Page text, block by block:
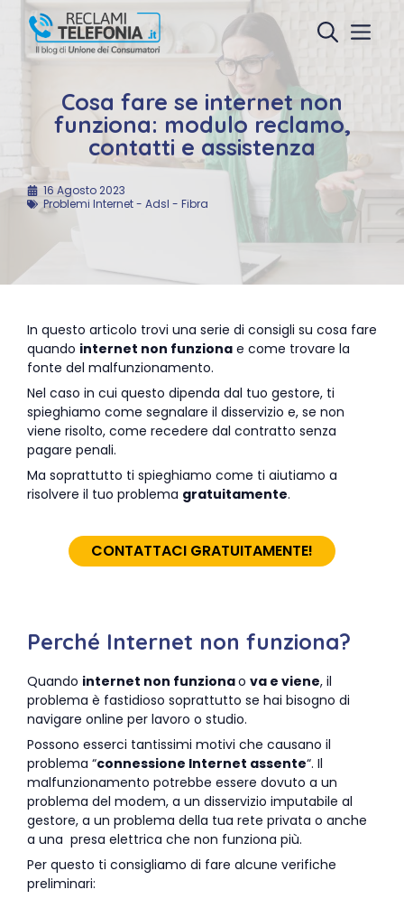
contenuto
Menu
Cosa fare se internet non
funziona: modulo reclamo,
contatti e assistenza
16 Agosto 2023
Problemi Internet - Adsl - Fibra
In questo articolo trovi una serie di consigli su cosa fare
quando internet non funziona e come trovare la
fonte del malfunzionamento.
Nel caso in cui questo dipenda dal tuo gestore, ti
spieghiamo come segnalare il disservizio e, se non
viene risolto, come recedere dal contratto senza
pagare penali.
Ma soprattutto ti spieghiamo come ti aiutiamo a
risolvere il tuo problema gratuitamente.
CONTATTACI GRATUITAMENTE!
Perché Internet non funziona?
Quando internet non funzionao va e viene, il
problema è fastidioso soprattutto se hai bisogno di
navigare online per lavoro o studio.
Possono esserci tantissimi motivi che causano il
problema “connessione Internet assente“. Il
malfunzionamento potrebbe essere dovuto a un
problema del modem, a un disservizio imputabile al
gestore, a un problema della tua rete privata o anche
a una presa elettrica che non funziona più.
Per questo ti consigliamo di fare alcune verifiche
preliminari: